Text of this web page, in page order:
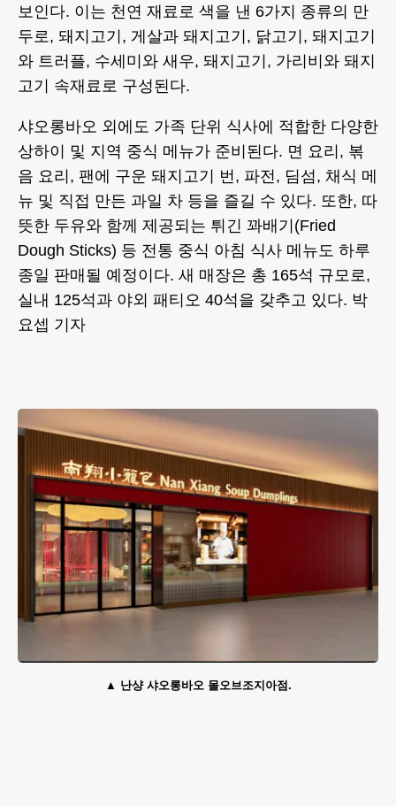
보인다. 이는 천연 재료로 색을 낸 6가지 종류의 만
두로, 돼지고기, 게살과 돼지고기, 닭고기, 돼지고기
와 트러플, 수세미와 새우, 돼지고기, 가리비와 돼지
고기 속재료로 구성된다.
샤오롱바오 외에도 가족 단위 식사에 적합한 다양한
상하이 및 지역 중식 메뉴가 준비된다. 면 요리, 볶
음 요리, 팬에 구운 돼지고기 번, 파전, 딤섬, 채식 메
뉴 및 직접 만든 과일 차 등을 즐길 수 있다. 또한, 따
뜻한 두유와 함께 제공되는 튀긴 꽈배기(Fried
Dough Sticks) 등 전통 중식 아침 식사 메뉴도 하루
종일 판매될 예정이다. 새 매장은 총 165석 규모로,
실내 125석과 야외 패티오 40석을 갖추고 있다. 박
요셉 기자
난샹 샤오롱바오 몰오브조지아점.